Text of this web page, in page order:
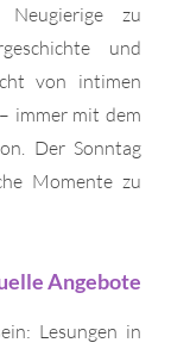
Neugierige zu
und
von intimen
immer mit dem
Der Sonntag
Momente zu
Angebote
Lesungen in